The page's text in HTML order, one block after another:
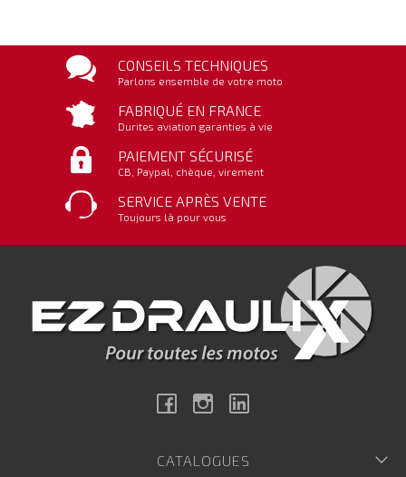
CONSEILS TECHNIQUES
Parlons ensemble de votre moto
FABRIQUÉ EN FRANCE
Durites aviation garanties à vie
PAIEMENT SÉCURISÉ
CB, Paypal, chèque, virement
SERVICE APRÈS VENTE
Toujours là pour vous
FacebookInstagram
CATALOGUES